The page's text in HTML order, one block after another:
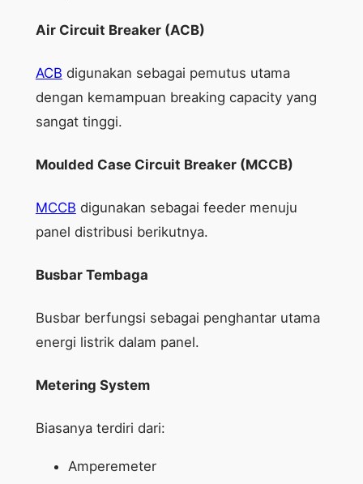
Air Circuit Breaker (ACB)
ACB digunakan sebagai pemutus utama
dengan kemampuan breaking capacity yang
sangat tinggi.
Moulded Case Circuit Breaker (MCCB)
MCCB digunakan sebagai feeder menuju
panel distribusi berikutnya.
Busbar Tembaga
Busbar berfungsi sebagai penghantar utama
energi listrik dalam panel.
Metering System
Biasanya terdiri dari:
Amperemeter